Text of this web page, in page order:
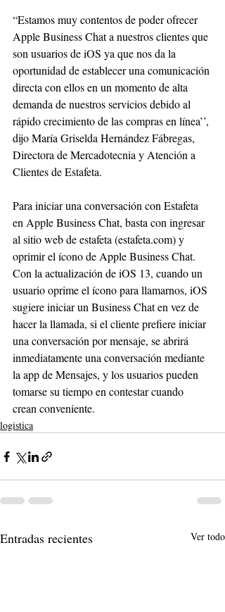
“Estamos muy contentos de poder ofrecer
Apple Business Chat a nuestros clientes que
son usuarios de iOS ya que nos da la
oportunidad de establecer una comunicación
directa con ellos en un momento de alta
demanda de nuestros servicios debido al
rápido crecimiento de las compras en línea’’,
dijo María Griselda Hernández Fábregas,
Directora de Mercadotecnia y Atención a
Clientes de Estafeta.
Para iniciar una conversación con Estafeta
en Apple Business Chat, basta con ingresar
al sitio web de estafeta (estafeta.com) y
oprimir el ícono de Apple Business Chat.
Con la actualización de iOS 13, cuando un
usuario oprime el ícono para llamarnos, iOS
sugiere iniciar un Business Chat en vez de
hacer la llamada, si el cliente prefiere iniciar
una conversación por mensaje, se abrirá
inmediatamente una conversación mediante
la app de Mensajes, y los usuarios pueden
tomarse su tiempo en contestar cuando
crean conveniente.
logistica
Entradas recientes Ver todo